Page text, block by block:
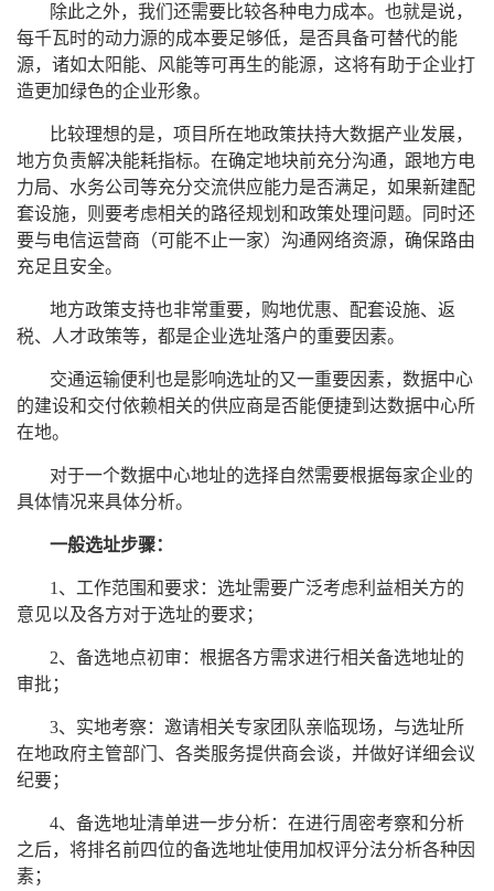
除此之外，我们还需要比较各种电力成本。也就是说，
每千瓦时的动力源的成本要足够低，是否具备可替代的能
源，诸如太阳能、风能等可再生的能源，这将有助于企业打
造更加绿色的企业形象。
比较理想的是，项目所在地政策扶持大数据产业发展，
地方负责解决能耗指标。在确定地块前充分沟通，跟地方电
力局、水务公司等充分交流供应能力是否满足，如果新建配
套设施，则要考虑相关的路径规划和政策处理问题。同时还
要与电信运营商（可能不止一家）沟通网络资源，确保路由
充足且安全。
地方政策支持也非常重要，购地优惠、配套设施、返
税、人才政策等，都是企业选址落户的重要因素。
交通运输便利也是影响选址的又一重要因素，数据中心
的建设和交付依赖相关的供应商是否能便捷到达数据中心所
在地。
对于一个数据中心地址的选择自然需要根据每家企业的
具体情况来具体分析。
一般选址步骤：
1、工作范围和要求：选址需要广泛考虑利益相关方的
意见以及各方对于选址的要求；
2、备选地点初审：根据各方需求进行相关备选地址的
审批；
3、实地考察：邀请相关专家团队亲临现场，与选址所
在地政府主管部门、各类服务提供商会谈，并做好详细会议
纪要；
4、备选地址清单进一步分析：在进行周密考察和分析
之后，将排名前四位的备选地址使用加权评分法分析各种因
素；